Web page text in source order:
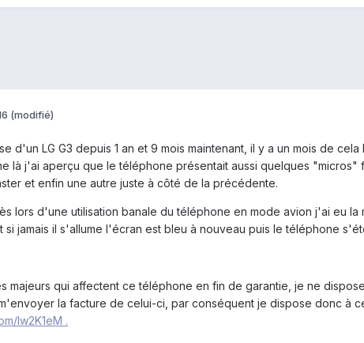
(modifié)
d'un LG G3 depuis 1 an et 9 mois maintenant, il y a un mois de
là j'ai aperçu que le téléphone présentait aussi quelques "micros"
et enfin une autre juste à côté de la précédente.
lors d'une utilisation banale du téléphone en mode avion j'ai eu
si jamais il s'allume l'écran est bleu à nouveau puis le téléphone
majeurs qui affectent ce téléphone en fin de garantie, je ne
la facture de celui-ci, par conséquent je dispose donc à
lw2K1eM .